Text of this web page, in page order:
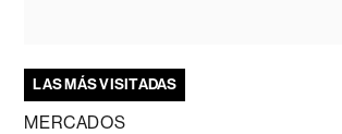
LAS MÁS VISITADAS
MERCADOS